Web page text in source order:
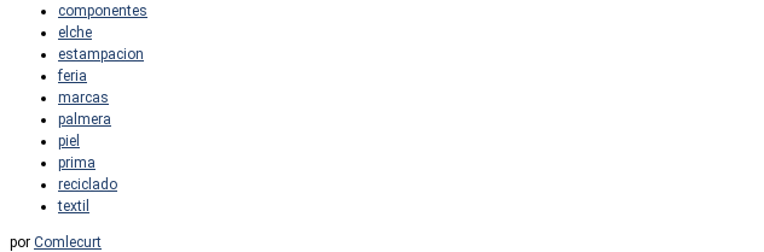
componentes
elche
estampacion
feria
marcas
palmera
piel
prima
reciclado
textil
por Comlecurt